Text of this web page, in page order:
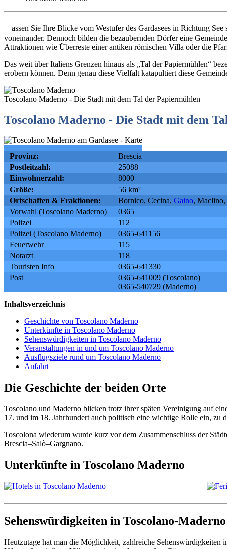
assen Sie Ihre Blicke vom Westufer des Gardasees in Richtung
voneinander. Dennoch bilden die bezaubernden Dörfer eine
Attraktionen wie Überreste einer antiken römischen Villa oder die
Das weit über Italiens Grenzen hinaus als „Tal der Papiermühlen“
erobern können. Denn genau diese Vielfalt katapultiert diese
Toscolano Maderno - Die Stadt mit dem Tal der Papiermühlen
Toscolano Maderno - Die Stadt mit dem
Provinz:
Brescia
Postleitzahl:
25088
Einwohnerzahl:
8000
Größe:
56 km²
Ortschaften & Fraktionen:
Bornico, Cecina, Gaino, Maclino,
Vorwahl (Toscolano Maderno)
0365
Polizei
112
Polizei (Toscolano Maderno)
0365-641156
Feuerwehr
115
Notarzt
118
Touristen Info
0365-641330
Post
0365-641009 (Toscolano)
0365-540729 (Maderno)
Inhaltsverzeichnis
Geschichte von Toscolano Maderno
Unterkünfte in Toscolano Maderno
Sehenswürdigkeiten in Toscolano Maderno
Veranstaltungen in und um Toscolano Maderno
Ausflugsziele rund um Toscolano Maderno
Anfahrt
Die Geschichte der beiden Orte
Toscolano und Maderno blicken trotz ihrer späten Vereinigung auf
17. und im 18. Jahrhundert auch politisch eine wichtige Rolle ein, zu
Toscolona wiederum wurde kurz vor dem Zusammenschluss der
Brescia–Salò–Gargnano.
Unterkünfte in Toscolano Maderno
Sehenswürdigkeiten in Toscolano-Maderno
Heutzutage hat man die Möglichkeit, zahlreiche Sehenswürdigkeiten